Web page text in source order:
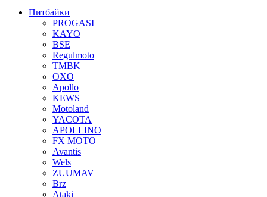
Питбайки
PROGASI
KAYO
BSE
Regulmoto
TMBK
OXO
Apollo
KEWS
Motoland
YACOTA
APOLLINO
FX MOTO
Avantis
Wels
ZUUMAV
Brz
Ataki